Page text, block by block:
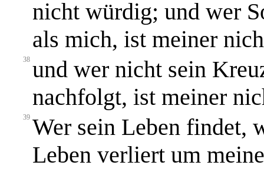
nicht würdig; und wer
als mich, ist meiner
38 und wer nicht sein
nachfolgt, ist meiner
39 Wer sein Leben findet,
Leben verliert um